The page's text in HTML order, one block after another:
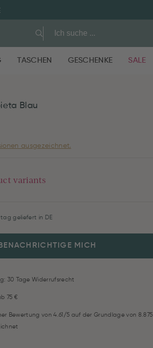
TASCHEN GESCHENKE SALE
Blau
ausgezeichnet.
variants
geliefert in DE
MICH
30 Tage Widerrufsrecht
75 €
Bewertung von 4.61/5 auf der Grundlage von 8.875